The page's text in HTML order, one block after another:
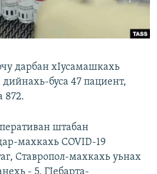
дарбан хIусамашкахь
буса 47 пациент,
872.
штабан
махкахь COVID-19
Ставропол-махкахь уьнах